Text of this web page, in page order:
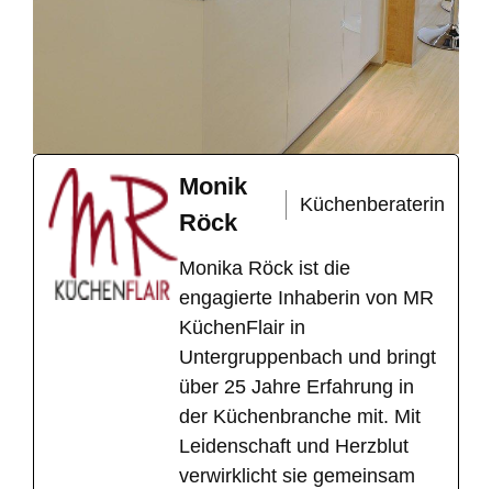
Monik
Röck
Küchenberaterin
Monika Röck ist die
engagierte Inhaberin von MR
KüchenFlair in
Untergruppenbach und bringt
über 25 Jahre Erfahrung in
der Küchenbranche mit. Mit
Leidenschaft und Herzblut
verwirklicht sie gemeinsam